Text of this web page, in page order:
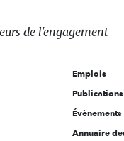
de l'engagement
Emplois
Publications
Évènements
Annuaire